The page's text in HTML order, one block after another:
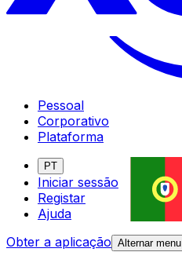
Pessoal
Corporativo
Plataforma
PT
Iniciar sessão
Registar
Ajuda
Obter a aplicação Alternar menu